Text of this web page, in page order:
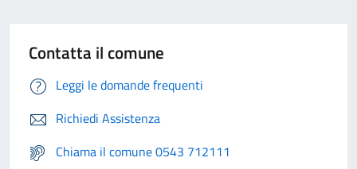
Contatta il comune
Leggi le domande frequenti
Richiedi Assistenza
Chiama il comune 0543 712111